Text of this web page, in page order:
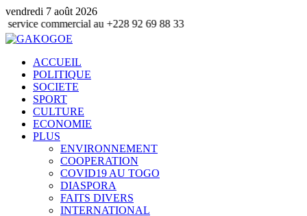
vendredi 7 août 2026
au +228 92 69 88 33
ACCUEIL
POLITIQUE
SOCIETE
SPORT
CULTURE
ECONOMIE
PLUS
ENVIRONNEMENT
COOPERATION
COVID19 AU TOGO
DIASPORA
FAITS DIVERS
INTERNATIONAL